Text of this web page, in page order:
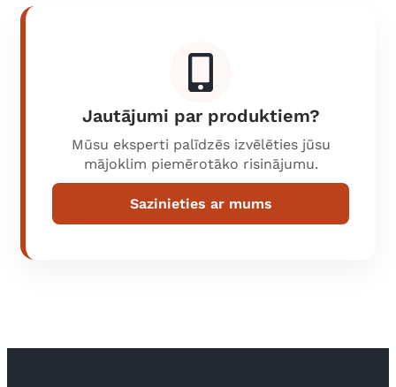
Jautājumi par produktiem?
Mūsu eksperti palīdzēs izvēlēties jūsu
mājoklim piemērotāko risinājumu.
Sazinieties ar mums